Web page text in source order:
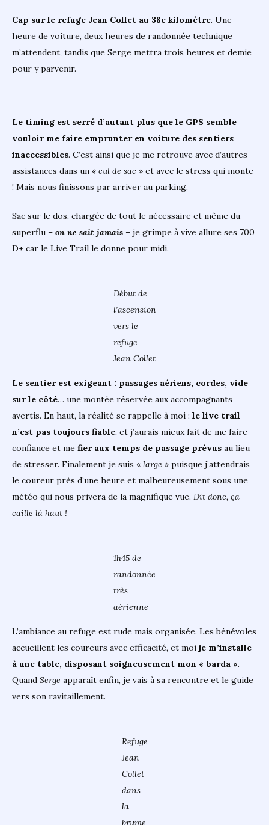
Cap sur le refuge Jean Collet au 38e kilomètre. Une
heure de voiture, deux heures de randonnée technique
m’attendent, tandis que Serge mettra trois heures et demie
pour y parvenir.
Le timing est serré d’autant plus que le GPS semble
vouloir me faire emprunter en voiture des sentiers
inaccessibles. C’est ainsi que je me retrouve avec d’autres
assistances dans un « cul de sac » et avec le stress qui monte
! Mais nous finissons par arriver au parking.
Sac sur le dos, chargée de tout le nécessaire et même du
superflu – on ne sait jamais – je grimpe à vive allure ses 700
D+ car le Live Trail le donne pour midi.
Début de
l’ascension
vers le
refuge
Jean Collet
Le sentier est exigeant : passages aériens, cordes, vide
sur le côté… une montée réservée aux accompagnants
avertis. En haut, la réalité se rappelle à moi : le live trail
n’est pas toujours fiable, et j’aurais mieux fait de me faire
confiance et me fier aux temps de passage prévus au lieu
de stresser. Finalement je suis « large » puisque j’attendrais
le coureur près d’une heure et malheureusement sous une
météo qui nous privera de la magnifique vue. Dit donc, ça
caille là haut !
1h45 de
randonnée
très
aérienne
L’ambiance au refuge est rude mais organisée. Les bénévoles
accueillent les coureurs avec efficacité, et moi je m’installe
à une table, disposant soigneusement mon « barda ».
Quand Serge apparaît enfin, je vais à sa rencontre et le guide
vers son ravitaillement.
Refuge
Jean
Collet
dans
la